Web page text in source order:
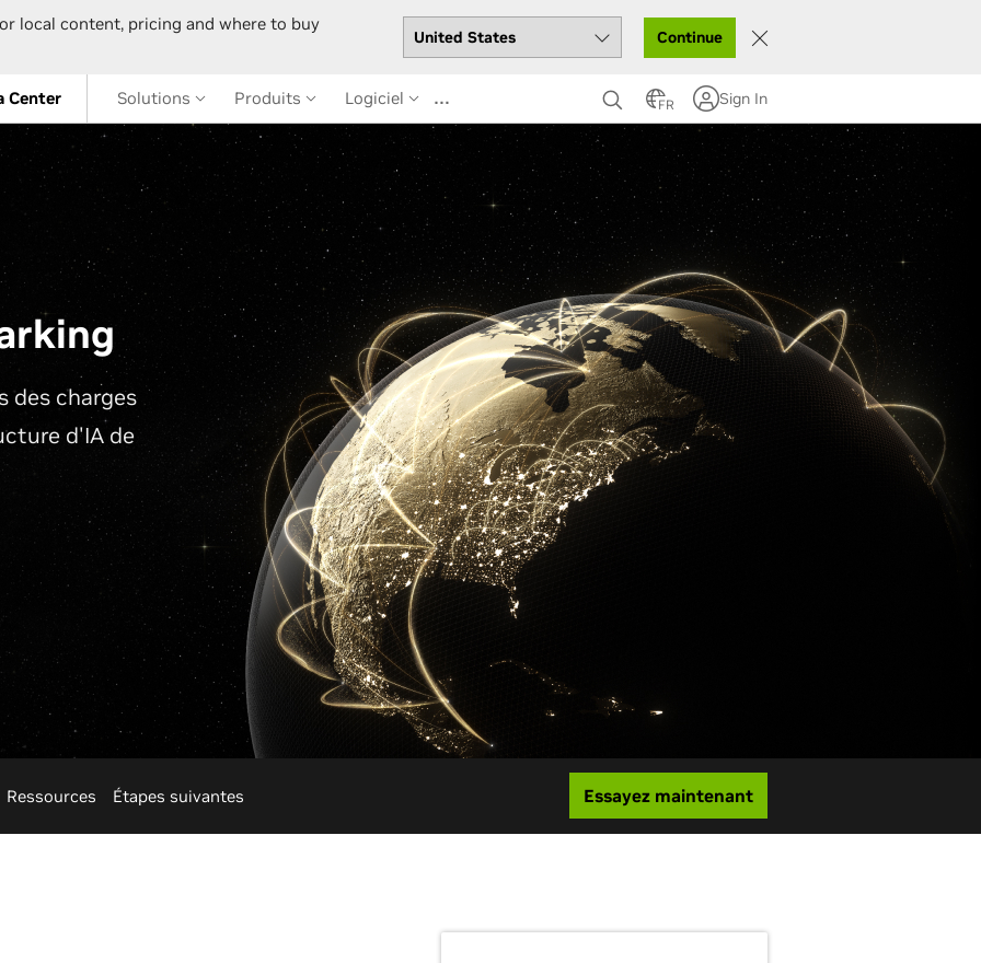
local content, pricing and where to buy
Continue
Center Solutions Produits Logiciel … FR Sign In
des charges
d'IA de
Ressources Étapes suivantes Essayez maintenant